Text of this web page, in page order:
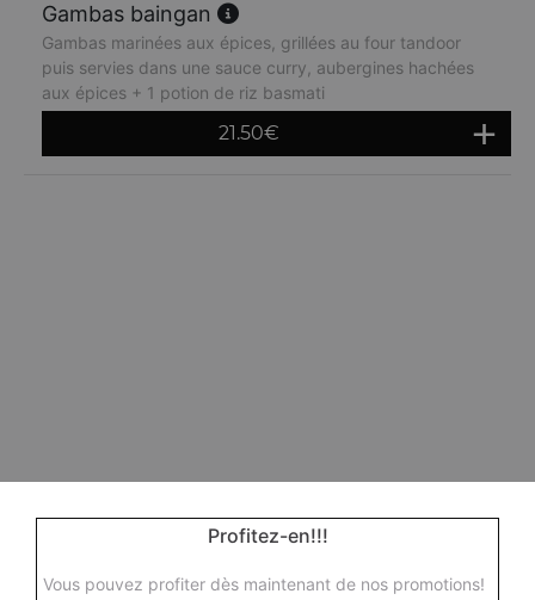
Gambas baingan
Gambas marinées aux épices, grillées au four tandoor
puis servies dans une sauce curry, aubergines hachées
aux épices + 1 potion de riz basmati
21.50€
Profitez-en!!!
Vous pouvez profiter dès maintenant de nos promotions!